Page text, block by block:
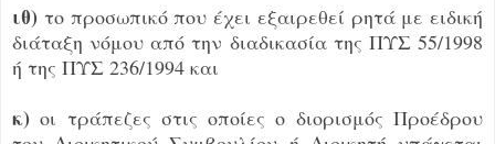
ιθ) το προσωπικό που έχει εξαιρεθεί ρητά με ειδική
διάταξη νόμου από την διαδικασία της ΠΥΣ 55/1998
ή της ΠΥΣ 236/1994 και
κ) οι τράπεζες στις οποίες ο διορισμός Προέδρου